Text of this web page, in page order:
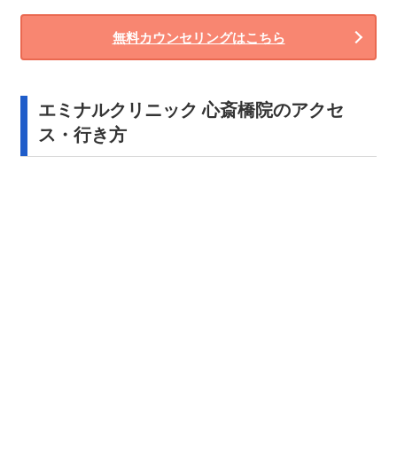
無料カウンセリングはこちら
エミナルクリニック 心斎橋院のアクセ
ス・行き方